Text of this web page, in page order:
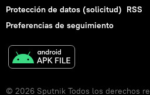
Protección de datos (solicitud) RSS
Preferencias de seguimiento
© 2026 Sputnik Todos los derechos